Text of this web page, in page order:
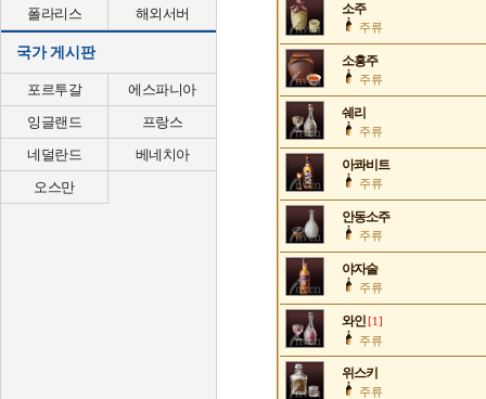
폴라리스
해외서버
국가 게시판
포르투갈
에스파니아
잉글랜드
프랑스
네덜란드
베네치아
오스만
소주
주류
소흥주
주류
쉐리
주류
아콰비트
주류
안동소주
주류
야자술
주류
와인 [1]
주류
위스키
주류